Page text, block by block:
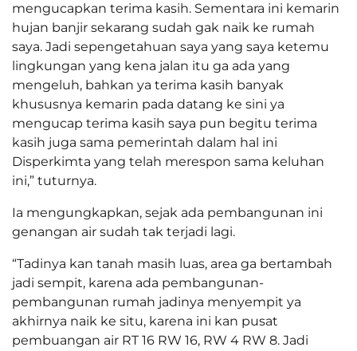
mengucapkan terima kasih. Sementara ini kemarin
hujan banjir sekarang sudah gak naik ke rumah
saya. Jadi sepengetahuan saya yang saya ketemu
lingkungan yang kena jalan itu ga ada yang
mengeluh, bahkan ya terima kasih banyak
khususnya kemarin pada datang ke sini ya
mengucap terima kasih saya pun begitu terima
kasih juga sama pemerintah dalam hal ini
Disperkimta yang telah merespon sama keluhan
ini,” tuturnya.
Ia mengungkapkan, sejak ada pembangunan ini
genangan air sudah tak terjadi lagi.
“Tadinya kan tanah masih luas, area ga bertambah
jadi sempit, karena ada pembangunan-
pembangunan rumah jadinya menyempit ya
akhirnya naik ke situ, karena ini kan pusat
pembuangan air RT 16 RW 16, RW 4 RW 8. Jadi